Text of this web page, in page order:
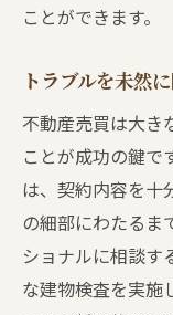
ことができます。
トラブルを未然
不動産売買は大き
ことが成功の鍵で
は、契約内容を十
の細部にわたるま
ショナルに相談す
な建物検査を実施